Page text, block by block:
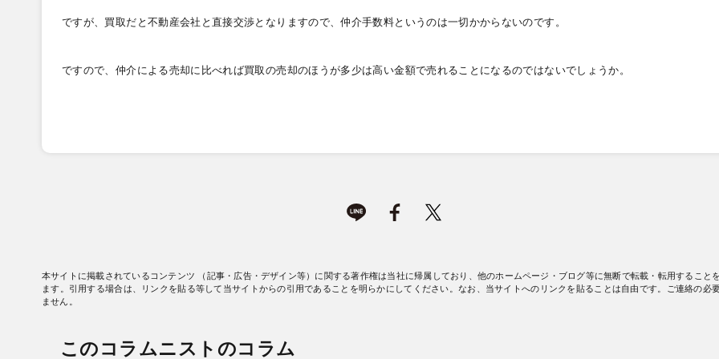
ですが、買取だと不動産会社と直接交渉となりますので、仲介手数料というのは一切かからないのです。
ですので、仲介による売却に比べれば買取の売却のほうが多少は高い金額で売れることになるのではないでしょうか。
本サイトに掲載されているコンテンツ （記事・広告・デザイン等）に関する著作権は当社に帰属しており、他のホームページ・ブログ等に無断で転載・転用すること
ます。引用する場合は、リンクを貼る等して当サイトからの引用であることを明らかにしてください。なお、当サイトへのリンクを貼ることは自由です。ご連絡の必
ません。
このコラムニストのコラム